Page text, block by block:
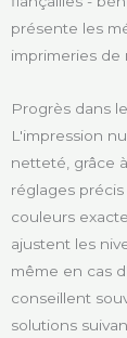
présente les
imprimeries de
Progrès dans
L'impression
netteté, grâce
réglages
couleurs
ajustent les
même en cas
conseillent
solutions